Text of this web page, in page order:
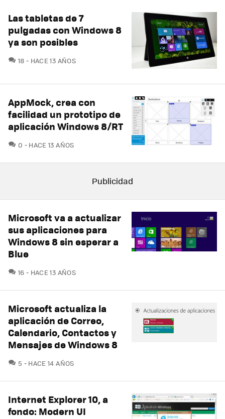
Las tabletas de 7
pulgadas con Windows 8
ya son posibles
18 COMENTARIOS
HACE 13 AÑOS
AppMock, crea con
facilidad un prototipo de
aplicación Windows 8/RT
0 COMENTARIOS
HACE 13 AÑOS
Microsoft va a actualizar
sus aplicaciones para
Windows 8 sin esperar a
Blue
16 COMENTARIOS
HACE 13 AÑOS
Microsoft actualiza la
aplicación de Correo,
Calendario, Contactos y
Mensajes de Windows 8
5 COMENTARIOS
HACE 14 AÑOS
Internet Explorer 10, a
fondo: Modern UI